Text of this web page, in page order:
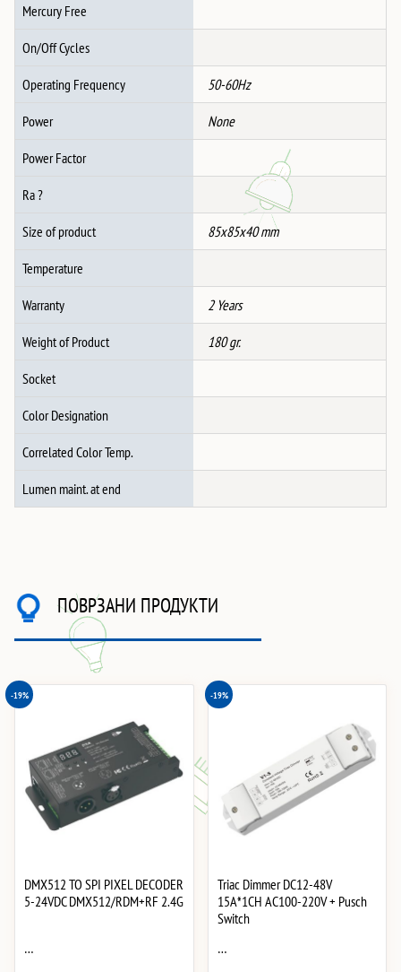
Mercury Free
On/Off Cycles
Operating Frequency 50-60Hz
Power None
Power Factor
Ra ?
Size of product 85x85x40 mm
Temperature
Warranty 2 Years
Weight of Product 180 gr.
Socket
Color Designation
Correlated Color Temp.
Lumen maint. at end
ПОВРЗАНИ ПРОДУКТИ
-19%
DMX512 TO SPI PIXEL DECODER
5-24VDC DMX512/RDM+RF 2.4G
…
-19%
Triac Dimmer DC12-48V
15A*1CH AC100-220V + Pusch
Switch
…